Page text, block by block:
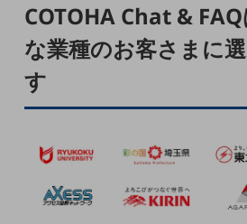
課題・ニーズで探すTOP
コミュニケーション・情報共有
マーケティング
業務効率化
災害対策
COTOHA Chat &
な業種のお客さまに
す